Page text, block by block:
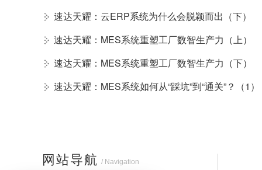
速达天耀：云ERP系统为什么会脱颖而出（下）
速达天耀：MES系统重塑工厂数智生产力（上）
速达天耀：MES系统重塑工厂数智生产力（下）
速达天耀：MES系统如何从“踩坑”到“通关”？（1）
网站导航 / Navigation